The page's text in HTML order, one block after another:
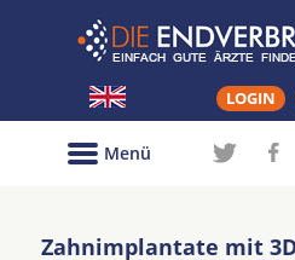
LOGIN
Menü
Zahnimplantate mit